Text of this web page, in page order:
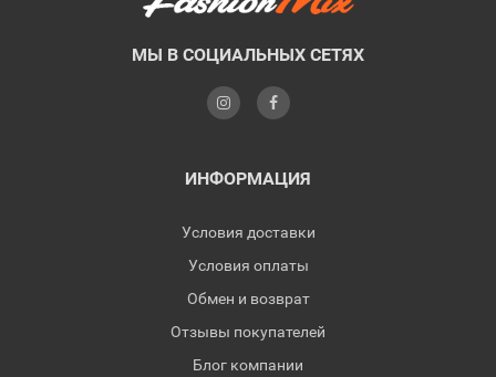
МЫ В СОЦИАЛЬНЫХ СЕТЯХ
ИНФОРМАЦИЯ
Условия доставки
Условия оплаты
Обмен и возврат
Отзывы покупателей
Блог компании